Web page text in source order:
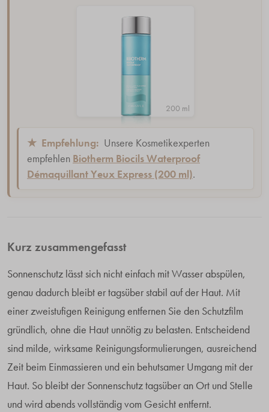
200 ml
★ Empfehlung: Unsere Kosmetikexperten
empfehlen Biotherm Biocils Waterproof
Démaquillant Yeux Express (200 ml).
Kurz zusammengefasst
Sonnenschutz lässt sich nicht einfach mit Wasser abspülen,
genau dadurch bleibt er tagsüber stabil auf der Haut. Mit
einer zweistufigen Reinigung entfernen Sie den Schutzfilm
gründlich, ohne die Haut unnötig zu belasten. Entscheidend
sind milde, wirksame Reinigungsformulierungen, ausreichend
Zeit beim Einmassieren und ein behutsamer Umgang mit der
Haut. So bleibt der Sonnenschutz tagsüber an Ort und Stelle
und wird abends vollständig vom Gesicht entfernt.